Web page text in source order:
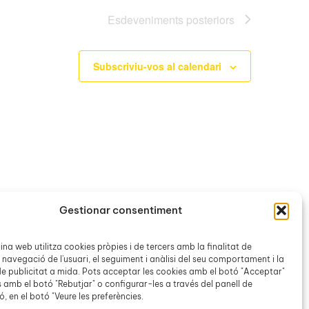
Gestionar consentiment
web utilitza cookies pròpies i de tercers amb la finalitat de
de l'usuari, el seguiment i anàlisi del seu comportament i la
publicitat a mida. Pots acceptar les cookies amb el botó "Acceptar"
amb el botó "Rebutjar" o configurar-les a través del panell de
en el botó "Veure les preferències.
Esdeveniments posteriors
Subscriviu-vos al calendari